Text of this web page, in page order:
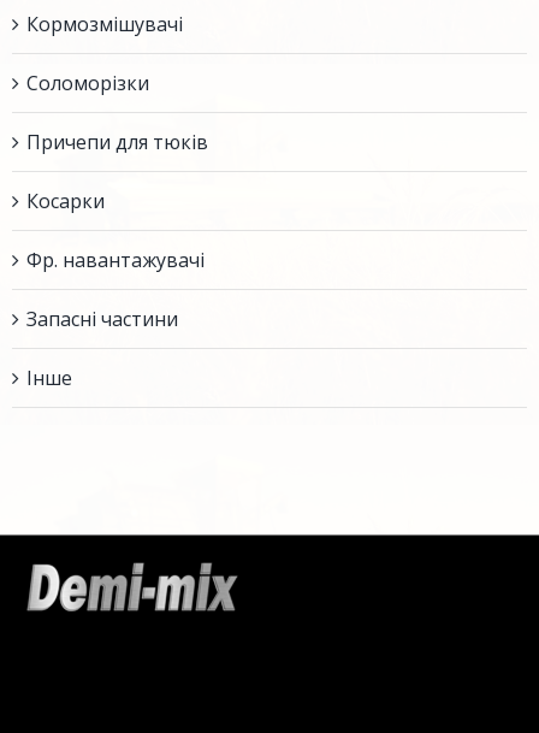
Кормозмішувачі
Соломорізки
Причепи для тюків
Косарки
Фр. навантажувачі
Запасні частини
Інше